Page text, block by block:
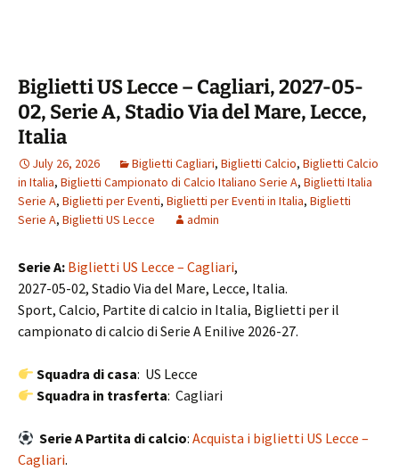
Biglietti US Lecce – Cagliari, 2027-05-
02, Serie A, Stadio Via del Mare, Lecce,
Italia
July 26, 2026 Biglietti Cagliari, Biglietti Calcio, Biglietti Calcio
in Italia, Biglietti Campionato di Calcio Italiano Serie A, Biglietti Italia
Serie A, Biglietti per Eventi, Biglietti per Eventi in Italia, Biglietti
Serie A, Biglietti US Lecce admin
Serie A: Biglietti US Lecce – Cagliari,
2027-05-02, Stadio Via del Mare, Lecce, Italia.
Sport, Calcio, Partite di calcio in Italia, Biglietti per il
campionato di calcio di Serie A Enilive 2026-27.
Squadra di casa: US Lecce
Squadra in trasferta: Cagliari
Serie A Partita di calcio:Acquista i biglietti US Lecce –
Cagliari.